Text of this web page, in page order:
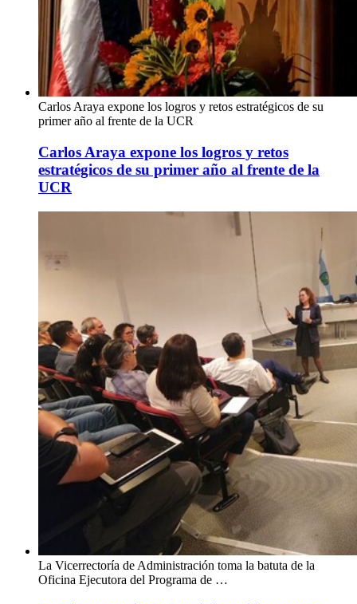
Carlos Araya expone los logros y retos estratégicos de su
primer año al frente de la UCR
Carlos Araya expone los logros y retos
estratégicos de su primer año al frente de la
UCR
La Vicerrectoría de Administración toma la batuta de la
Oficina Ejecutora del Programa de …